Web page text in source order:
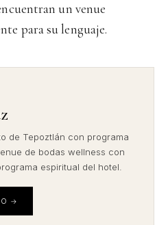
un venue
para su lenguaje.
de Tepoztlán con programa
de bodas wellness con
espiritual del hotel.
→